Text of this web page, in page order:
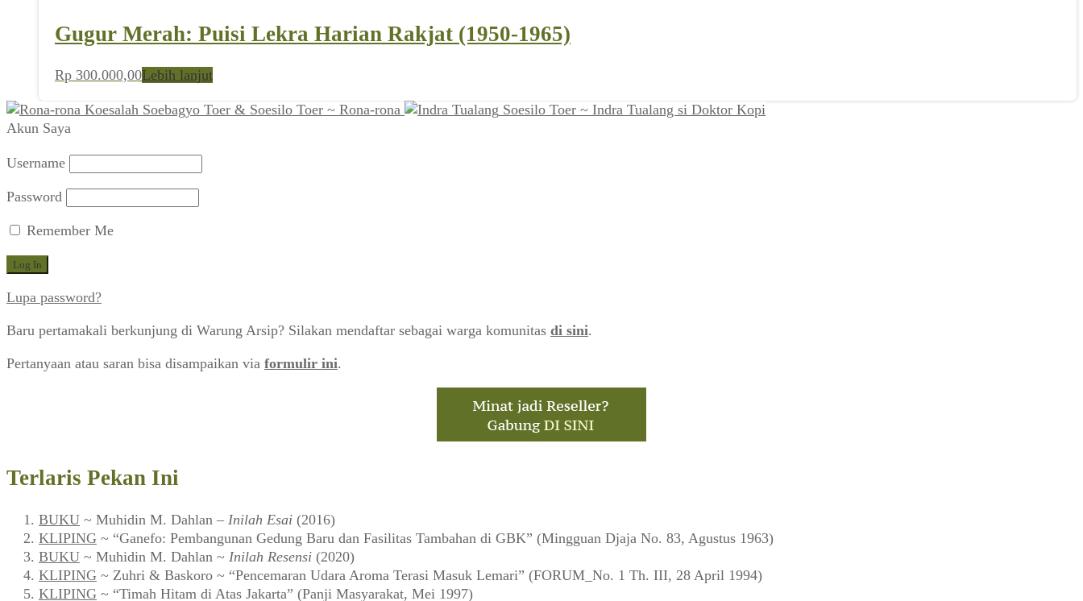
Gugur Merah: Puisi Lekra Harian Rakjat (1950-1965)
Rp 300.000,00Lebih lanjut
Koesalah Soebagyo Toer & Soesilo Toer ~ Rona-rona
Soesilo Toer ~ Indra Tualang si Doktor Kopi
Akun Saya
Username
Password
Remember Me
Lupa password?
Baru pertamakali berkunjung di Warung Arsip? Silakan mendaftar sebagai warga komunitas di sini.
Pertanyaan atau saran bisa disampaikan via formulir ini.
Terlaris Pekan Ini
BUKU ~ Muhidin M. Dahlan – Inilah Esai (2016)
KLIPING ~ “Ganefo: Pembangunan Gedung Baru dan Fasilitas Tambahan di GBK” (Mingguan Djaja No. 83, Agustus 1963)
BUKU ~ Muhidin M. Dahlan ~ Inilah Resensi (2020)
KLIPING ~ Zuhri & Baskoro ~ “Pencemaran Udara Aroma Terasi Masuk Lemari” (FORUM_No. 1 Th. III, 28 April 1994)
KLIPING ~ “Timah Hitam di Atas Jakarta” (Panji Masyarakat, Mei 1997)